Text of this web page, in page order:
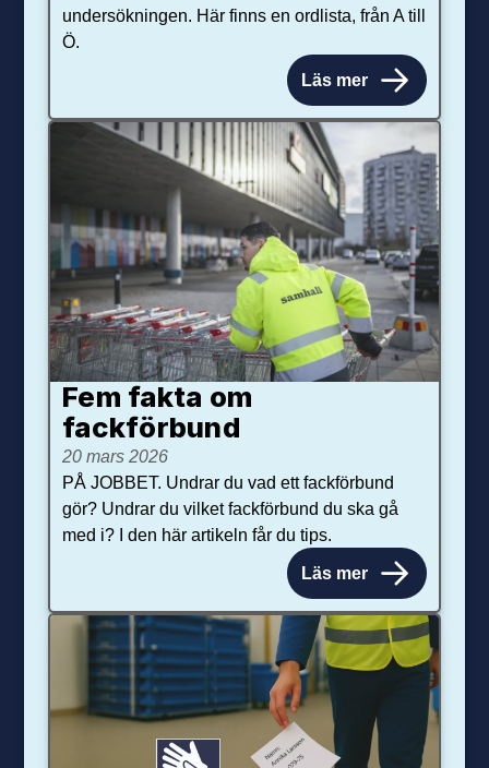
undersökningen. Här finns en ordlista, från A till
Ö.
Läs mer
Fem fakta om
fackförbund
20 mars 2026
PÅ JOBBET. Undrar du vad ett fackförbund
gör? Undrar du vilket fackförbund du ska gå
med i? I den här artikeln får du tips.
Läs mer